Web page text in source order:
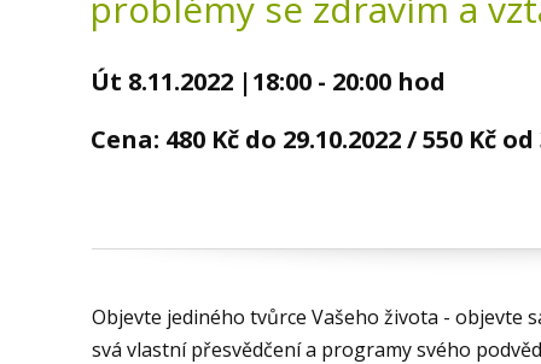
Út 8.11.2022 |18:00 - 20:00 hod
Cena: 480 Kč do 29.10.2022 / 550Kč od
Objevte jediného tvůrce Vašeho života - objevte
svá vlastní přesvědčení a programy svého